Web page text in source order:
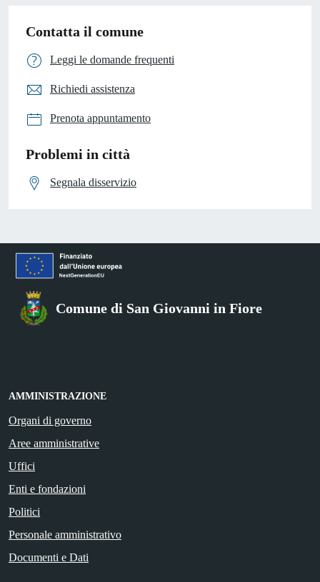
Contatta il comune
Leggi le domande frequenti
Richiedi assistenza
Prenota appuntamento
Problemi in città
Segnala disservizio
Comune di San Giovanni in Fiore
AMMINISTRAZIONE
Organi di governo
Aree amministrative
Uffici
Enti e fondazioni
Politici
Personale amministrativo
Documenti e Dati